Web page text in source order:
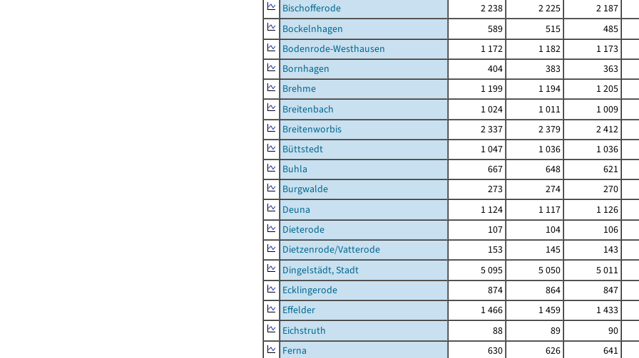
Bischofferode
2 238 2 225 2 187
Bockelnhagen
589 515 485
Bodenrode-Westhausen
1 172 1 182 1 173
Bornhagen
404 383 363
Brehme
1 199 1 194 1 205
Breitenbach
1 024 1 011 1 009
Breitenworbis
2 337 2 379 2 412
Büttstedt
1 047 1 036 1 036
Buhla
667 648 621
Burgwalde
273 274 270
Deuna
1 124 1 117 1 126
Dieterode
107 104 106
Dietzenrode/Vatterode
153 145 143
Dingelstädt, Stadt
5 095 5 050 5 011
Ecklingerode
874 864 847
Effelder
1 466 1 459 1 433
Eichstruth
88 89 90
Ferna
630 626 641